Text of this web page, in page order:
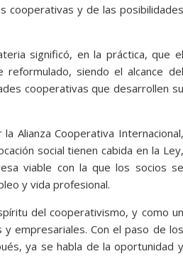
cooperativas y de las posibilidades
significó, en la práctica, que el
siendo el alcance del
cooperativas que desarrollen su
Alianza Cooperativa Internacional,
social tienen cabida en la Ley,
viable con la que los socios se
y vida profesional.
del cooperativismo, y como un
empresariales. Con el paso de los
ya se habla de la oportunidad y